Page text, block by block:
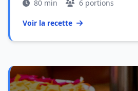
80 min 6 portions
Voir la recette